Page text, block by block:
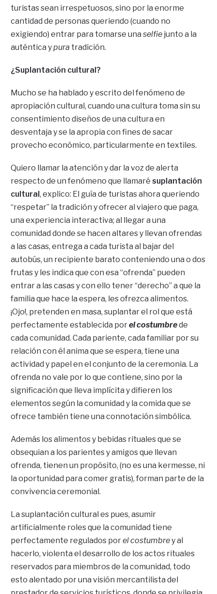
turistas sean irrespetuosos, sino por la enorme
cantidad de personas queriendo (cuando no
exigiendo) entrar para tomarse unaselfie junto a la
auténtica ypura tradición.
¿Suplantación cultural?
Mucho se ha hablado y escrito del fenómeno de
apropiación cultural, cuando una cultura toma sin su
consentimiento diseños de una cultura en
desventaja y se la apropia con fines de sacar
provecho económico, particularmente en textiles.
Quiero llamar la atención y dar la voz de alerta
respecto de un fenómeno que llamarésuplantación
cultural, explico: El guía de turistas ahora queriendo
“respetar” la tradición y ofrecer al viajero que paga,
una experiencia interactiva; al llegar a una
comunidad donde se hacen altares y llevan ofrendas
a las casas, entrega a cada turista al bajar del
autobús, un recipiente barato conteniendo una o dos
frutas y les indica que con esa “ofrenda” pueden
entrar a las casas y con ello tener “derecho” a que la
familia que hace la espera, les ofrezca alimentos.
¡Ojo!, pretenden en masa, suplantar el rol que está
perfectamente establecida porel costumbrede
cada comunidad. Cada pariente, cada familiar por su
relación con él anima que se espera, tiene una
actividad y papel en el conjunto de la ceremonia. La
ofrenda no vale por lo que contiene, sino por la
significación que lleva implícita y difieren los
elementos según la comunidad y la comida que se
ofrece también tiene una connotación simbólica.
Además los alimentos y bebidas rituales que se
obsequian a los parientes y amigos que llevan
ofrenda, tienen un propósito, (no es una kermesse, ni
la oportunidad para comer gratis), forman parte de la
convivencia ceremonial.
La suplantación cultural es pues, asumir
artificialmente roles que la comunidad tiene
perfectamente regulados porel costumbrey al
hacerlo, violenta el desarrollo de los actos rituales
reservados para miembros de la comunidad, todo
esto alentado por una visión mercantilista del